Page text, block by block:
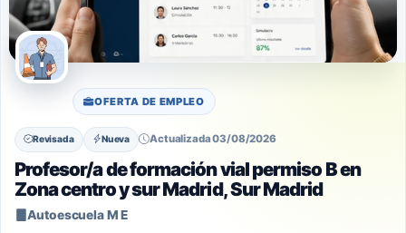
OFERTA DE EMPLEO
Revisada Nueva Actualizada 03/08/2026
Profesor/a de formación vial permiso B en
Zona centro y sur Madrid, Sur Madrid
Autoescuela M E